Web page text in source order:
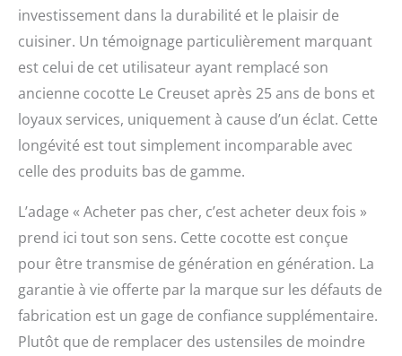
investissement dans la durabilité et le plaisir de
cuisiner. Un témoignage particulièrement marquant
est celui de cet utilisateur ayant remplacé son
ancienne cocotte Le Creuset après 25 ans de bons et
loyaux services, uniquement à cause d’un éclat. Cette
longévité est tout simplement incomparable avec
celle des produits bas de gamme.
L’adage « Acheter pas cher, c’est acheter deux fois »
prend ici tout son sens. Cette cocotte est conçue
pour être transmise de génération en génération. La
garantie à vie offerte par la marque sur les défauts de
fabrication est un gage de confiance supplémentaire.
Plutôt que de remplacer des ustensiles de moindre